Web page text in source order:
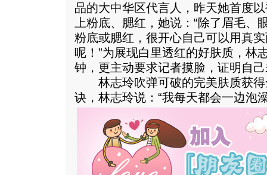
品的大中华区代言人，昨天她首度
上粉底、腮红，她说：“除了眉毛、
粉底或腮红，很开心自己可以用真
呢！”为展现白里透红的好肤质，林
钟，更主动要求记者摸脸，证明自
林志玲吹弹可破的完美肤质获得
诀，林志玲说：“我每天都会一边泡